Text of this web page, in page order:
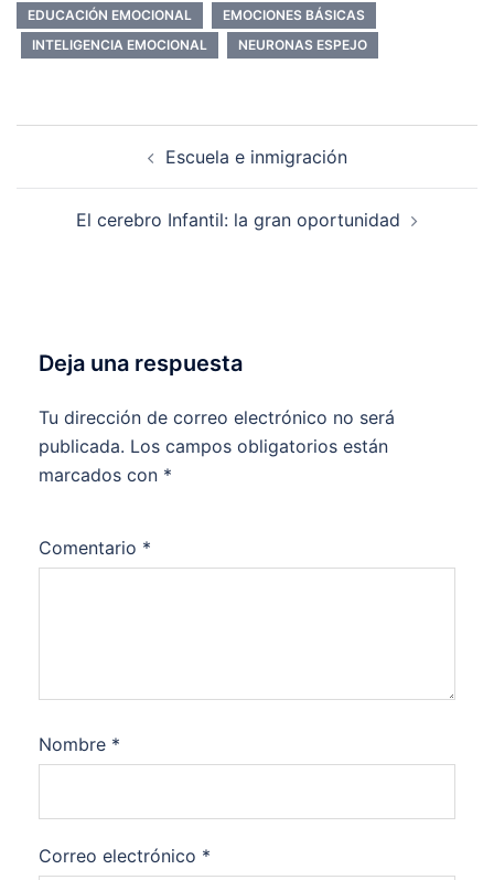
EDUCACIÓN EMOCIONAL
EMOCIONES BÁSICAS
INTELIGENCIA EMOCIONAL
NEURONAS ESPEJO
Escuela e inmigración
El cerebro Infantil: la gran oportunidad
Deja una respuesta
Tu dirección de correo electrónico no será
publicada. Los campos obligatorios están
marcados con *
Comentario *
Nombre *
Correo electrónico *